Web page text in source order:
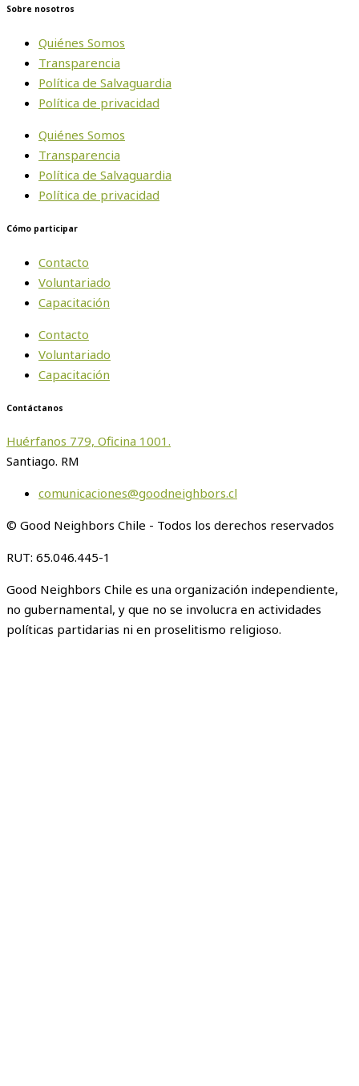
Sobre nosotros
Quiénes Somos
Transparencia
Política de Salvaguardia
Política de privacidad
Quiénes Somos
Transparencia
Política de Salvaguardia
Política de privacidad
Cómo participar
Contacto
Voluntariado
Capacitación
Contacto
Voluntariado
Capacitación
Contáctanos
Huérfanos 779, Oficina 1001.
Santiago. RM
comunicaciones@goodneighbors.cl
© Good Neighbors Chile - Todos los derechos reservados
RUT: 65.046.445-1
Good Neighbors Chile es una organización independiente,
no gubernamental, y que no se involucra en actividades
políticas partidarias ni en proselitismo religioso.